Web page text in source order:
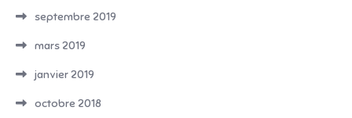
septembre 2019
mars 2019
janvier 2019
octobre 2018